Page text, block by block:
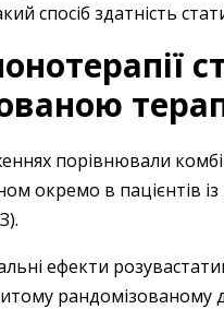
спосіб здатність
порівнювали
окремо в пацієнтів
ефекти
рандомізованому